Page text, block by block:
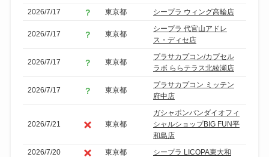
2026/7/17
東京都 シープラ ウィング高輪店
2026/7/17 東京都
シープラ 代官山アドレ
ス・ディセ店
2026/7/17 東京都
プラサカプコン/カプセル
ラボ ららテラス北綾瀬店
2026/7/17 東京都
プラサカプコン ミッテン
府中店
2026/7/21 東京都
ガシャポンバンダイオフィ
シャルショップBIG FUN平
和島店
2026/7/20
東京都 シープラ LICOPA東大和